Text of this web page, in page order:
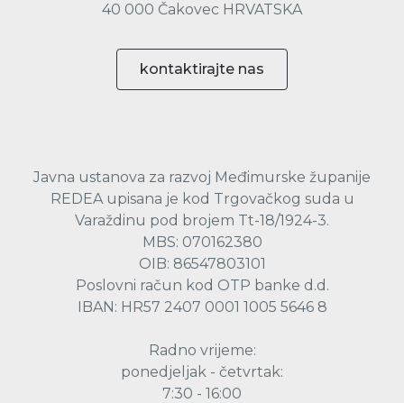
40 000 Čakovec HRVATSKA
kontaktirajte nas
Javna ustanova za razvoj Međimurske županije
REDEA upisana je kod Trgovačkog suda u
Varaždinu pod brojem Tt-18/1924-3.
MBS: 070162380
OIB: 86547803101
Poslovni račun kod OTP banke d.d.
IBAN: HR57 2407 0001 1005 5646 8
Radno vrijeme:
ponedjeljak - četvrtak:
7:30 - 16:00